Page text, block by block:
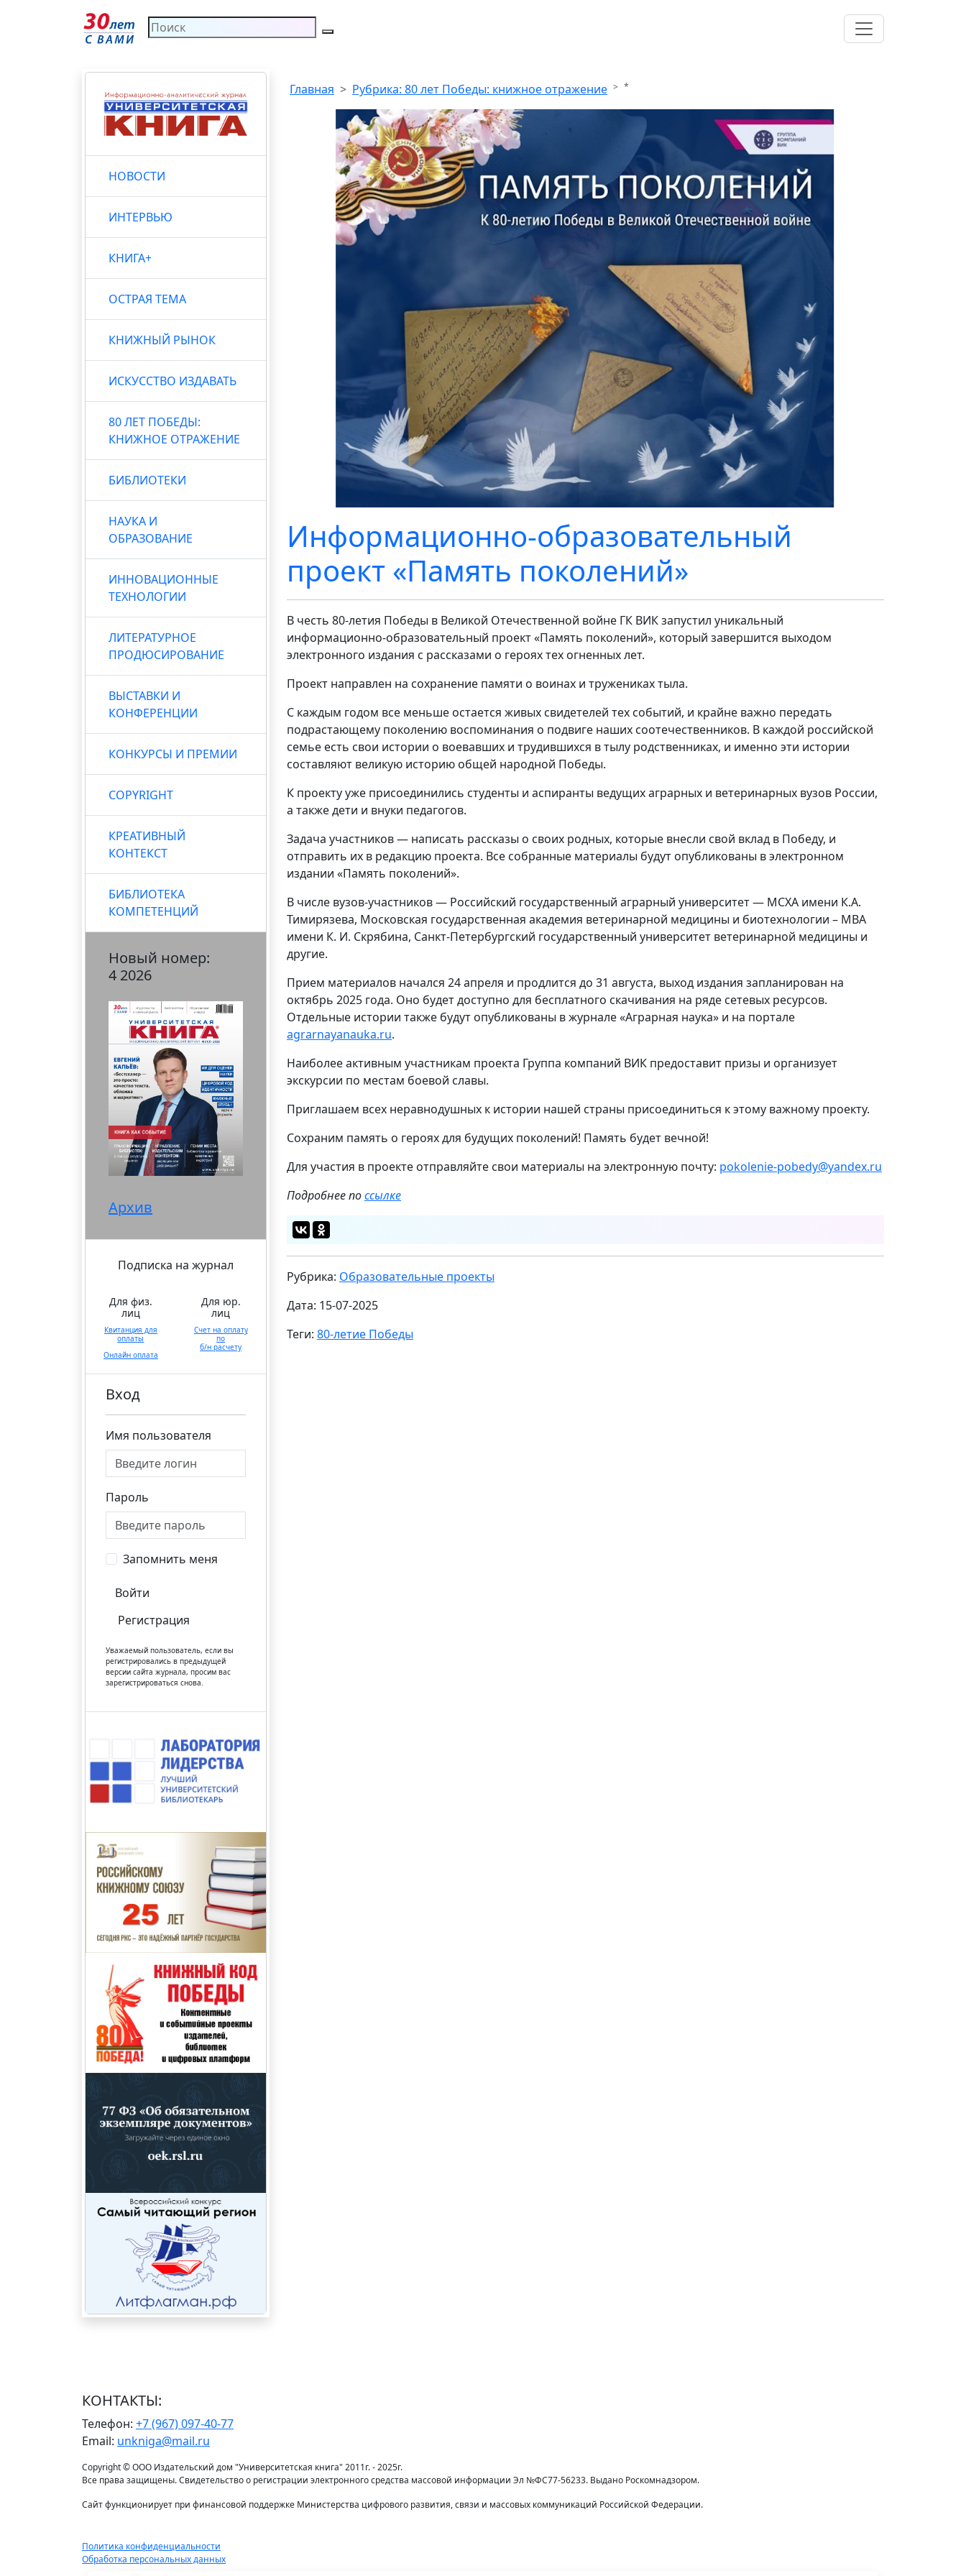
НОВОСТИ
ИНТЕРВЬЮ
КНИГА+
ОСТРАЯ ТЕМА
КНИЖНЫЙ РЫНОК
ИСКУССТВО ИЗДАВАТЬ
80 ЛЕТ ПОБЕДЫ:
КНИЖНОЕ ОТРАЖЕНИЕ
БИБЛИОТЕКИ
НАУКА И
ОБРАЗОВАНИЕ
ИННОВАЦИОННЫЕ
ТЕХНОЛОГИИ
ЛИТЕРАТУРНОЕ
ПРОДЮСИРОВАНИЕ
ВЫСТАВКИ И
КОНФЕРЕНЦИИ
КОНКУРСЫ И ПРЕМИИ
COPYRIGHT
КРЕАТИВНЫЙ
КОНТЕКСТ
БИБЛИОТЕКА
КОМПЕТЕНЦИЙ
Новый номер:
4 2026
Архив
Подписка на журнал
Для физ.
лиц
Квитанция для
оплаты
Онлайн оплата
Для юр.
лиц
Счет на оплату
по
б/н расчету
Вход
Имя пользователя
Пароль
Запомнить меня
Войти
Регистрация
Уважаемый пользователь, если вы
регистрировались в предыдущей
версии сайта журнала, просим вас
зарегистрироваться снова.
Главная Рубрика: 80 лет Победы: книжное отражение *
Информационно-образовательный
проект «Память поколений»
В честь 80-летия Победы в Великой Отечественной войне ГК ВИК запустил уникальный
информационно-образовательный проект «Память поколений», который завершится выходом
электронного издания с рассказами о героях тех огненных лет.
Проект направлен на сохранение памяти о воинах и тружениках тыла.
С каждым годом все меньше остается живых свидетелей тех событий, и крайне важно передать
подрастающему поколению воспоминания о подвиге наших соотечественников. В каждой российской
семье есть свои истории о воевавших и трудившихся в тылу родственниках, и именно эти истории
составляют великую историю общей народной Победы.
К проекту уже присоединились студенты и аспиранты ведущих аграрных и ветеринарных вузов России,
а также дети и внуки педагогов.
Задача участников — написать рассказы о своих родных, которые внесли свой вклад в Победу, и
отправить их в редакцию проекта. Все собранные материалы будут опубликованы в электронном
издании «Память поколений».
В числе вузов-участников — Российский государственный аграрный университет — МСХА имени К.А.
Тимирязева, Московская государственная академия ветеринарной медицины и биотехнологии – МВА
имени К. И. Скрябина, Санкт-Петербургский государственный университет ветеринарной медицины и
другие.
Прием материалов начался 24 апреля и продлится до 31 августа, выход издания запланирован на
октябрь 2025 года. Оно будет доступно для бесплатного скачивания на ряде сетевых ресурсов.
Отдельные истории также будут опубликованы в журнале «Аграрная наука» и на портале
agrarnayanauka.ru.
Наиболее активным участникам проекта Группа компаний ВИК предоставит призы и организует
экскурсии по местам боевой славы.
Приглашаем всех неравнодушных к истории нашей страны присоединиться к этому важному проекту.
Сохраним память о героях для будущих поколений! Память будет вечной!
Для участия в проекте отправляйте свои материалы на электронную почту: pokolenie-pobedy@yandex.ru
Подробнее поссылке
Рубрика: Образовательные проекты
Дата: 15-07-2025
Теги: 80-летие Победы
КОНТАКТЫ:
Телефон: +7 (967) 097-40-77
Email: unkniga@mail.ru
Copyright © ООО Издательский дом "Университетская книга" 2011г. - 2025г.
Все права защищены. Свидетельство о регистрации электронного средства массовой информации Эл №ФС77-56233. Выдано Роскомнадзором.
Сайт функционирует при финансовой поддержке Министерства цифрового развития, связи и массовых коммуникаций Российской Федерации.
Политика конфиденциальности
Обработка персональных данных